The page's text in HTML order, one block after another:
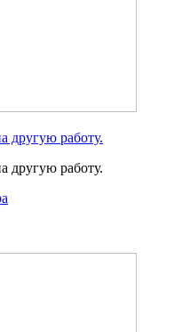
другую работу.
другую работу.